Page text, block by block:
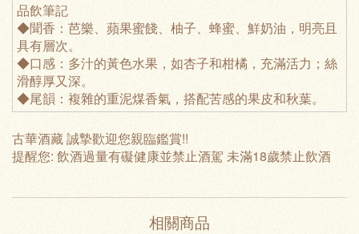
品飲筆記
◆聞香：芭樂、蘋果蜜餞、柚子、蜂蜜、鮮奶油，明亮且
具有層次。
◆口感：多汁的黃色水果，如杏子和柑橘，充滿活力；絲
滑醇厚又深。
◆尾韻：複雜的重泥煤香氣，搭配苦感的果皮和秋葉。
古華酒藏 誠摯歡迎您親臨鑑賞!!
提醒您: 飲酒過量有礙健康並禁止酒駕 未滿18歲禁止飲酒
相關商品